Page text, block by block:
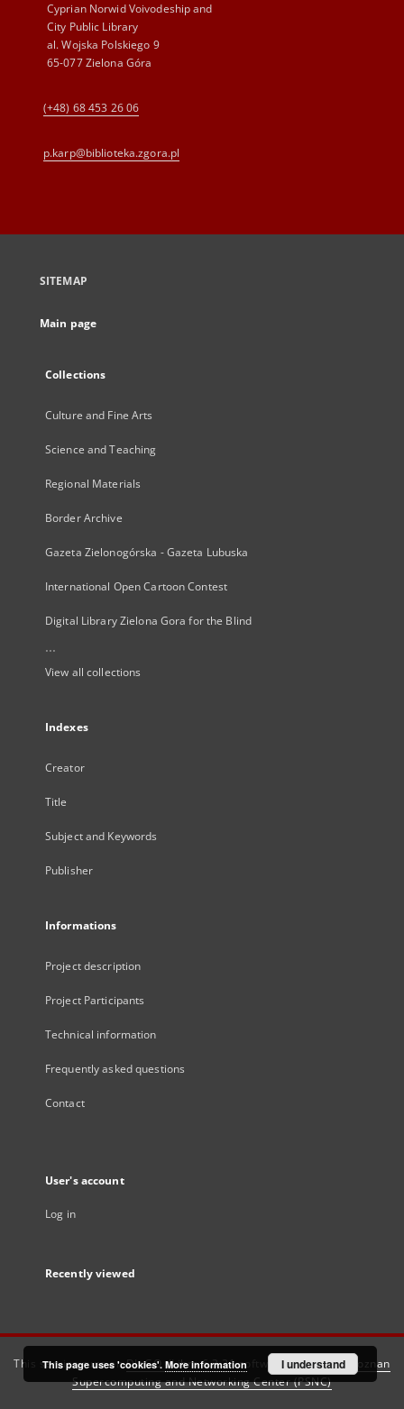
Cyprian Norwid Voivodeship and
City Public Library
al. Wojska Polskiego 9
65-077 Zielona Góra
(+48) 68 453 26 06
p.karp@biblioteka.zgora.pl
SITEMAP
Main page
Collections
Culture and Fine Arts
Science and Teaching
Regional Materials
Border Archive
Gazeta Zielonogórska - Gazeta Lubuska
International Open Cartoon Contest
Digital Library Zielona Gora for the Blind
...
View all collections
Indexes
Creator
Title
Subject and Keywords
Publisher
Informations
Project description
Project Participants
Technical information
Frequently asked questions
Contact
User's account
Log in
Recently viewed
This service runs onDInGO dLibra 6.3.21software created by
Poznan
Supercomputing and Networking Center (PSNC)
This page uses 'cookies'. More information I understand